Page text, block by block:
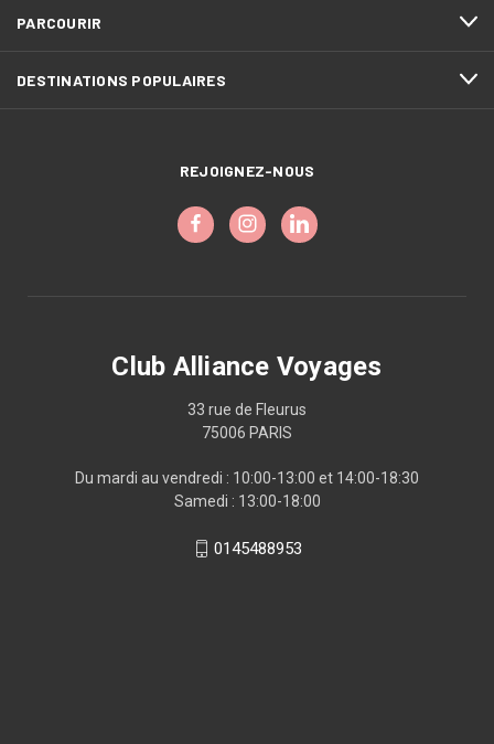
PARCOURIR
DESTINATIONS POPULAIRES
REJOIGNEZ-NOUS
Club Alliance Voyages
33 rue de Fleurus
75006 PARIS
Du mardi au vendredi : 10:00-13:00 et 14:00-18:30
Samedi : 13:00-18:00
0145488953